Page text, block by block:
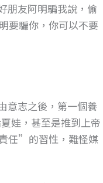
朋友阿明騙我說，偷
要騙你，你可以不要
意志之後，第一個養
娃，甚至是推到上帝
任”的習性，難怪媒